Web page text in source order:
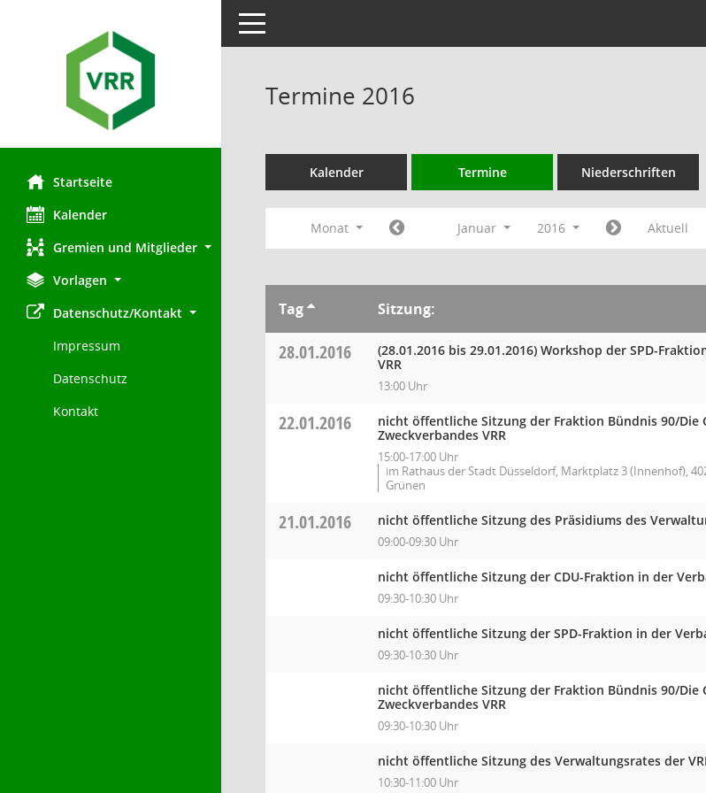
Startseite
Kalender
Gremien und Mitglieder
Vorlagen
Datenschutz/Kontakt
Impressum
Datenschutz
Kontakt
Toggle navigation
Termine 2016
Kalender Termine Niederschriften
Monat Januar 2016 Aktuell
Tag Sitzung:
28.01.2016 (28.01.2016 bis 29.01.2016) Workshop der SPD-
VRR
13:00 Uhr
22.01.2016
nicht öffentliche Sitzung der Fraktion Bündnis 90/Die
Zweckverbandes VRR
15:00-17:00 Uhr
im Rathaus der Stadt Düsseldorf, Marktplatz 3 (Innenhof),
Grünen
21.01.2016 nicht öffentliche Sitzung des Präsidiums des
09:00-09:30 Uhr
nicht öffentliche Sitzung der CDU-Fraktion in der
09:30-10:30 Uhr
nicht öffentliche Sitzung der SPD-Fraktion in der
09:30-10:30 Uhr
nicht öffentliche Sitzung der Fraktion Bündnis 90/Die
Zweckverbandes VRR
09:30-10:30 Uhr
nicht öffentliche Sitzung des Verwaltungsrates der
10:30-11:00 Uhr